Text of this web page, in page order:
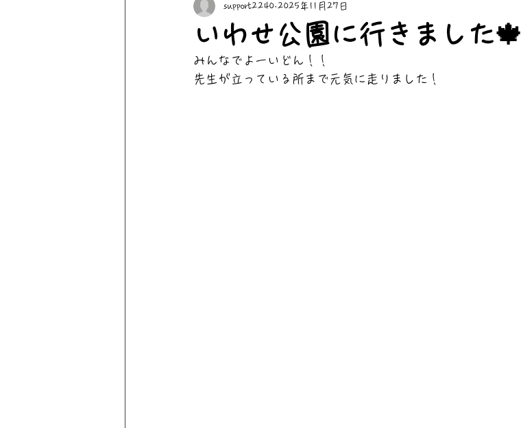
いわせ公園に行きました🍁
support2240 2025年11月27日
みんなでよーいどん！！
先生が立っている所まで元気に走りました！